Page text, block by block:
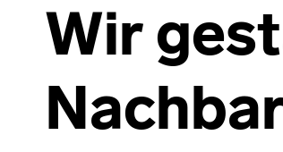
Wir